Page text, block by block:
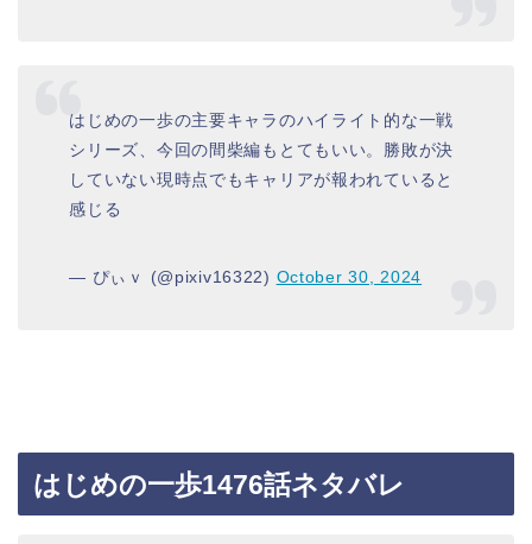
はじめの一歩の主要キャラのハイライト的な一戦
シリーズ、今回の間柴編もとてもいい。勝敗が決
していない現時点でもキャリアが報われていると
感じる
— ぴぃｖ (@pixiv16322) October 30, 2024
はじめの一歩1476話ネタバレ